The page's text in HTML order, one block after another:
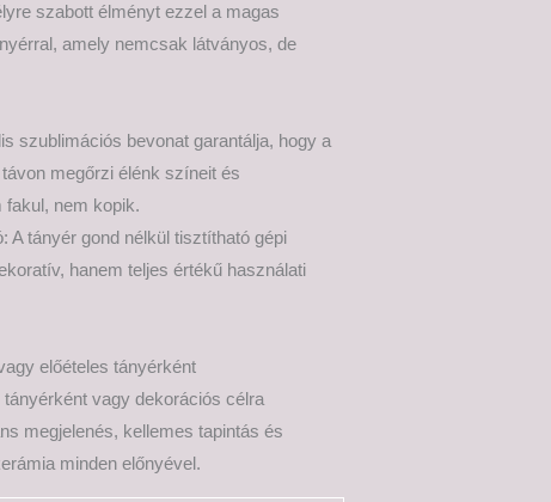
szabott élményt ezzel a magas
amely nemcsak látványos, de
szublimációs bevonat garantálja, hogy a
megőrzi élénk színeit és
fakul, nem kopik.
A tányér gond nélkül tisztítható gépi
hanem teljes értékű használati
előételes tányérként
vagy dekorációs célra
megjelenés, kellemes tapintás és
minden előnyével.